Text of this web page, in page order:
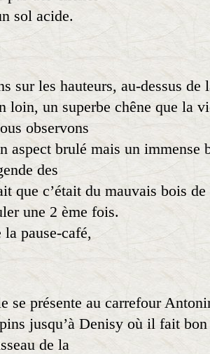
sol acide.
sur les hauteurs, au-dessus de
loin, un superbe chêne que la
observons
aspect brulé mais un immense
des
que c’était du mauvais bois
une 2 ème fois.
pause-café,
se présente au carrefour
jusqu’à Denisy où il fait
de la